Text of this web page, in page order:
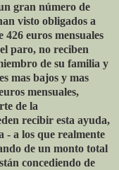
gran número de
visto obligados a
euros mensuales
paro, no reciben
de su familia y
mas bajos y mas
mensuales,
de la
recibir esta ayuda,
- a los que realmente
de un monto total
concediendo de